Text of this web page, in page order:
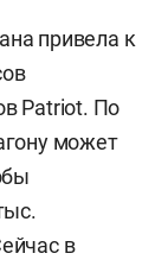
привела к
Patriot. По
может
в